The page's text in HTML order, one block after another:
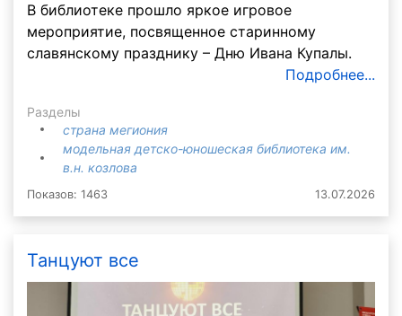
В библиотеке прошло яркое игровое
мероприятие, посвященное старинному
славянскому празднику – Дню Ивана Купалы.
Подробнее...
Разделы
страна мегиония
модельная детско-юношеская библиотека им.
в.н. козлова
Показов: 1463 13.07.2026
Танцуют все